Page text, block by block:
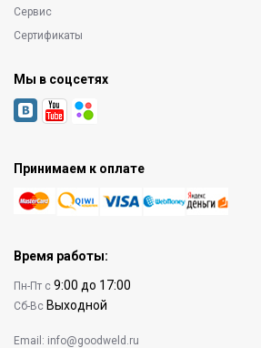
Сервис
Сертификаты
Мы в соцсетях
Принимаем к оплате
Время работы:
Пн-Пт с 9:00 до 17:00
Сб-Вс Выходной
Email: info@goodweld.ru